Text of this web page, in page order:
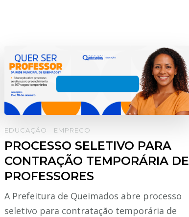
EDUCAÇÃO EMPREGO
PROCESSO SELETIVO PARA
CONTRAÇÃO TEMPORÁRIA DE
PROFESSORES
A Prefeitura de Queimados abre processo
seletivo para contratação temporária de